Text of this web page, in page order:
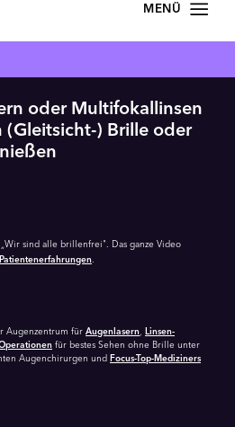
oder Multifokallinsen
(Gleitsicht-) Brille oder
abspielen
sind alle brillenfrei". Das ganze Video
Patientenerfahrungen.
Augenzentrum für Augenlasern, Linsen­
für bestes Sehen ohne Brille unter
Augenchirurgen und Focus-Top-Mediziners